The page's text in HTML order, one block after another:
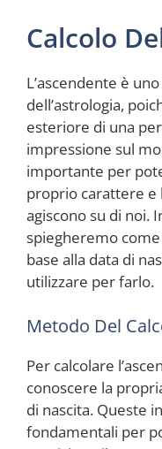
Calcolo
L’ascendente è
dell’astrologia,
esteriore di una
impressione sul
importante per
proprio carattere e
agiscono su di noi.
spiegheremo
base alla data di
utilizzare per farlo.
Metodo Del
Per calcolare
conoscere la
di nascita. Queste
fondamentali per